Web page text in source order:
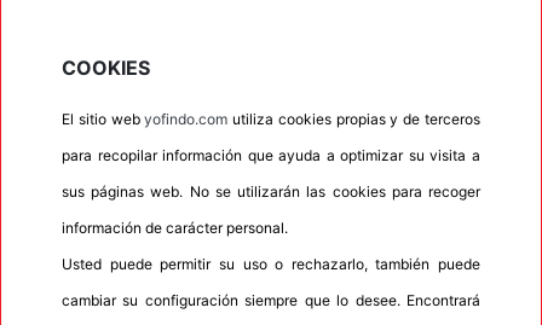
Horario
Horario de apertura: 00:00
Aviso importante:Le recordamos que nuestros
escoge uno de ellos como dirección entrega esta
acción lleva implícita el servicio de montaje de sus
COOKIES
El sitio webyofindo.com utiliza cookies propias y de terceros
para recopilar información que ayuda a optimizar su visita a
sus páginas web. No se utilizarán las cookies para recoger
información de carácter personal.
Usted puede permitir su uso o rechazarlo, también puede
cambiar su configuración siempre que lo desee. Encontrará